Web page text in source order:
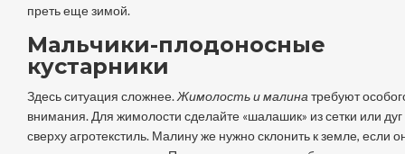
преть еще зимой.
Мальчики-плодоносные
кустарники
Здесь ситуация сложнее.Жимолость и малина требуют
внимания. Для жимолости сделайте «шалашик» из сетки или дуг
сверху агротекстиль. Малину же нужно склонить к земле, если